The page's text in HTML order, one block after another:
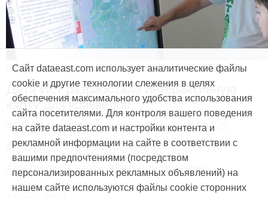
Продукты и услуги
Дата Ист разработала интерактивную
карту для краеведов
#CarryMap #Интерактивная карта #ArcGIS
#Природа #Дети #География
#Мобильная карта #Веб-приложение
Сайт dataeast.com использует аналитические файлы
cookie и другие технологии слежения в целях
обеспечения максимального удобства использования
сайта посетителями. Для контроля вашего поведения
на сайте dataeast.com и настройки контента и
рекламной информации на сайте в соответствии с
вашими предпочтениями (посредством
персонализированных рекламных объявлений) на
нашем сайте используются файлы cookie сторонних